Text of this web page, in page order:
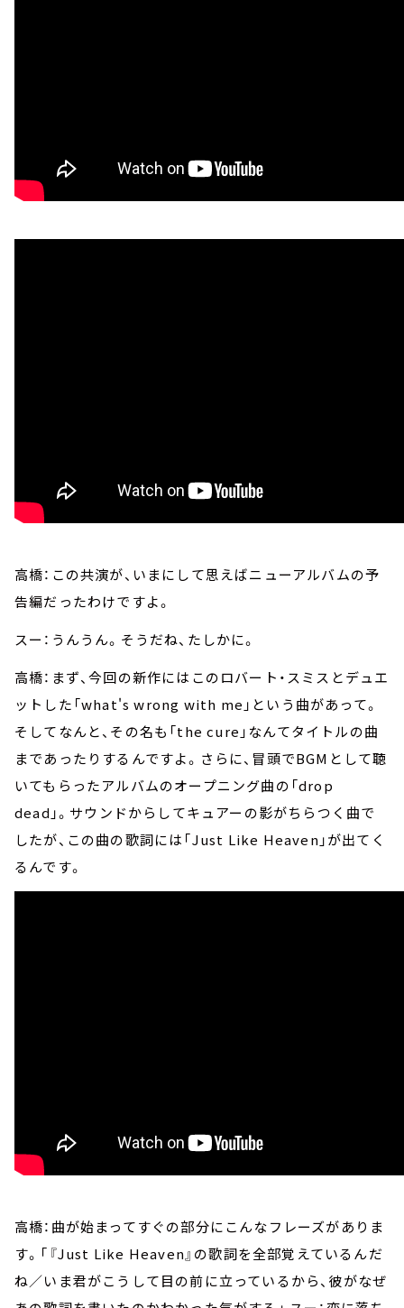
高橋：この共演が、いまにして思えばニューアルバムの予
告編だったわけですよ。
スー：うんうん。そうだね、たしかに。
高橋：まず、今回の新作にはこのロバート・スミスとデュエ
ットした「what's wrong with me」という曲があって。
そしてなんと、その名も「the cure」なんてタイトルの曲
まであったりするんですよ。さらに、冒頭でBGMとして聴
いてもらったアルバムのオープニング曲の「drop
dead」。サウンドからしてキュアーの影がちらつく曲で
したが、この曲の歌詞には「Just Like Heaven」が出てく
るんです。
高橋：曲が始まってすぐの部分にこんなフレーズがありま
す。「『Just Like Heaven』の歌詞を全部覚えているんだ
ね／いま君がこうして目の前に立っているから、彼がなぜ